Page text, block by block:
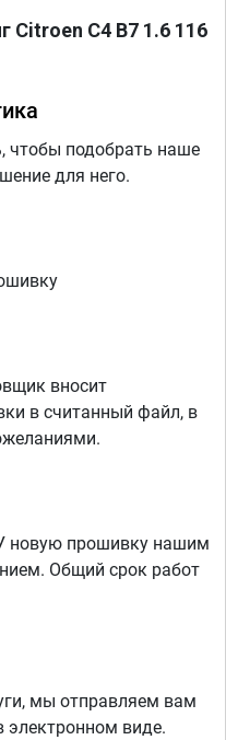
Citroen C4 B7 1.6 116
чтобы подобрать наше
для него.
вносит
в считанный файл, в
новую прошивку нашим
Общий срок работ
мы отправляем вам
электронном виде.